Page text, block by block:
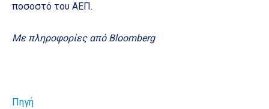
ποσοστό του ΑΕΠ.
Με πληροφορίες από Bloomberg
Πηγή